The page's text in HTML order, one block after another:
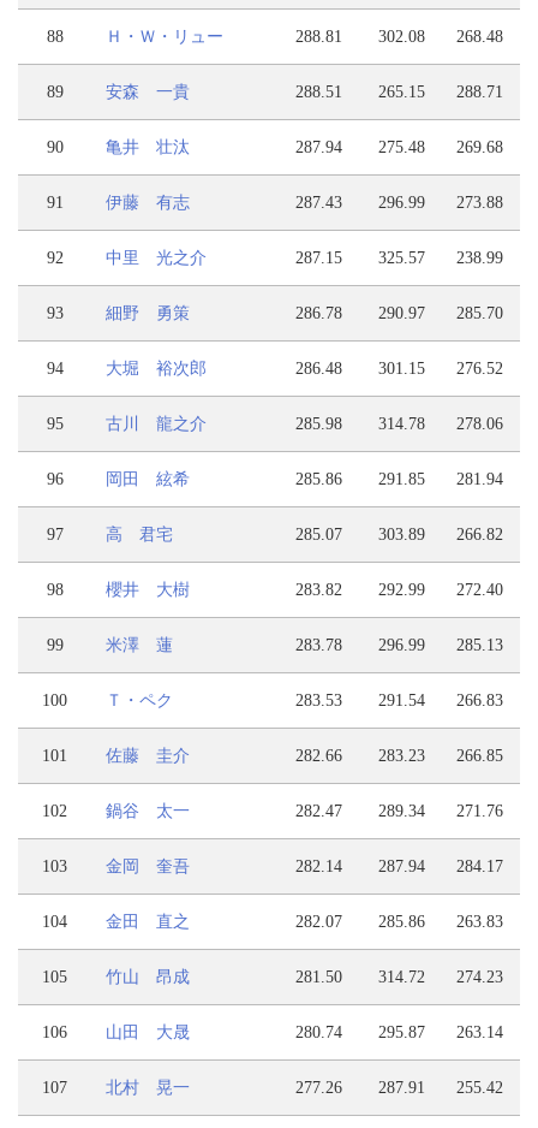
88 Ｈ・Ｗ・リュー 288.81 302.08 268.48
89 安森 一貴 288.51 265.15 288.71
90 亀井 壮汰 287.94 275.48 269.68
91 伊藤 有志 287.43 296.99 273.88
92 中里 光之介 287.15 325.57 238.99
93 細野 勇策 286.78 290.97 285.70
94 大堀 裕次郎 286.48 301.15 276.52
95 古川 龍之介 285.98 314.78 278.06
96 岡田 絃希 285.86 291.85 281.94
97 高 君宅 285.07 303.89 266.82
98 櫻井 大樹 283.82 292.99 272.40
99 米澤 蓮 283.78 296.99 285.13
100 Ｔ・ペク 283.53 291.54 266.83
101 佐藤 圭介 282.66 283.23 266.85
102 鍋谷 太一 282.47 289.34 271.76
103 金岡 奎吾 282.14 287.94 284.17
104 金田 直之 282.07 285.86 263.83
105 竹山 昂成 281.50 314.72 274.23
106 山田 大晟 280.74 295.87 263.14
107 北村 晃一 277.26 287.91 255.42